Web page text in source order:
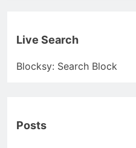
Live Search
Blocksy: Search Block
Posts